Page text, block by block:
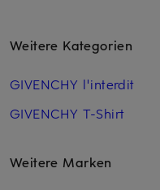
Weitere Kategorien
GIVENCHY l'interdit
GIVENCHY T-Shirt
Weitere Marken